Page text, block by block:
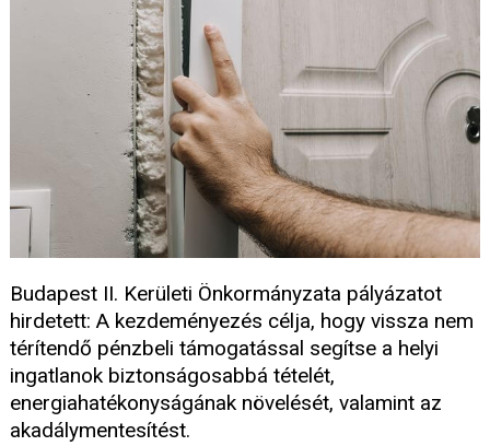
Budapest II. Kerületi Önkormányzata pályázatot
hirdetett: A kezdeményezés célja, hogy vissza nem
térítendő pénzbeli támogatással segítse a helyi
ingatlanok biztonságosabbá tételét,
energiahatékonyságának növelését, valamint az
akadálymentesítést.